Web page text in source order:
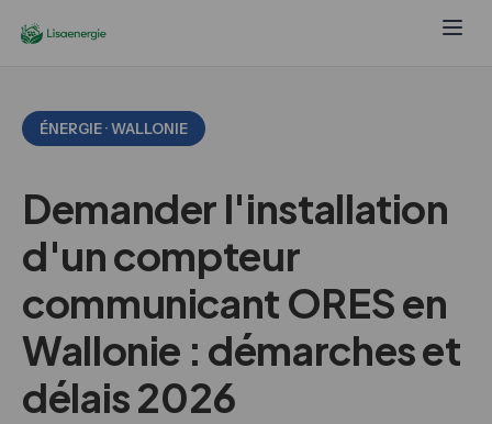
ÉNERGIE · WALLONIE
Demander l'installation
d'un compteur
communicant ORES en
Wallonie : démarches et
délais 2026